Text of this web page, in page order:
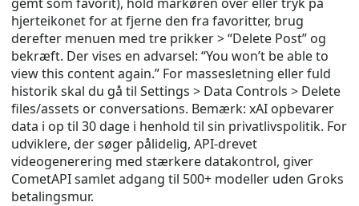
hjerteikonet for at fjerne den fra favoritter, brug
derefter menuen med tre prikker > “Delete Post” og
bekræft. Der vises en advarsel: “You won’t be able to
view this content again.” For massesletning eller fuld
historik skal du gå til Settings > Data Controls > Delete
files/assets or conversations. Bemærk: xAI opbevarer
data i op til 30 dage i henhold til sin privatlivspolitik. For
udviklere, der søger pålidelig, API-drevet
videogenerering med stærkere datakontrol, giver
CometAPI samlet adgang til 500+ modeller uden Groks
betalingsmur.